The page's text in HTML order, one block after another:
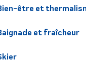
être et
et fraîcheur